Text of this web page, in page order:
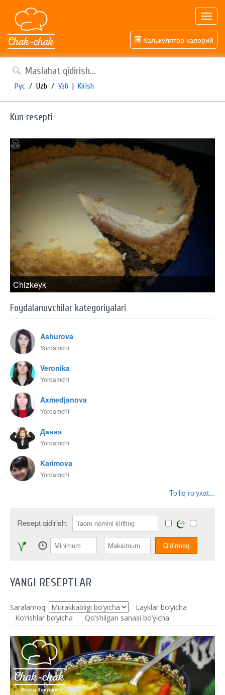
Калькулятор калорий
Рус / Uzb / Узб | Kirish
Kun resepti
Chizkeyk
Foydalanuvchilar kategoriyalari
Ashurova
Yordamchi
Veronika
Yordamchi
Axmedjanova
Yordamchi
Дания
Yordamchi
Karimova
Yordamchi
To‘liq ro‘yxat...
Resept qidirish:
YANGI RESEPTLAR
Saralamoq:
Layklar bo’yicha
Ko‘rishlar bo‘yicha
Qo’shilgan sanasi bo’yicha